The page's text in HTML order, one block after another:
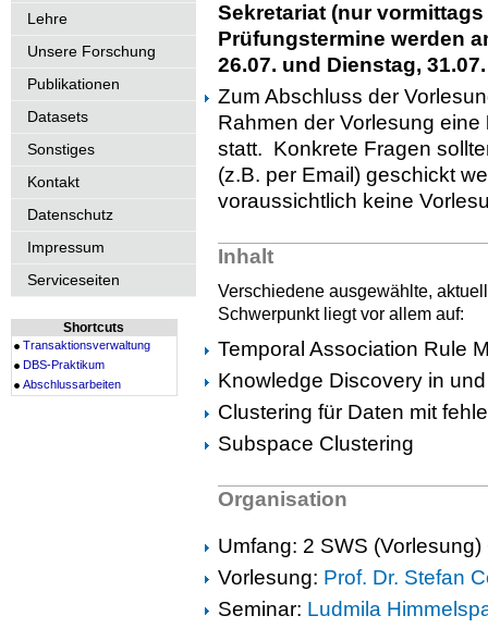
Lehre
Unsere Forschung
Publikationen
Datasets
Sonstiges
Kontakt
Datenschutz
Impressum
Serviceseiten
Shortcuts
Transaktionsverwaltung
DBS-Praktikum
Abschlussarbeiten
Sekretariat (nur
Prüfungstermine werden
26.07. und Dienstag,
Zum Abschluss der
Rahmen der Vorlesung eine
statt. Konkrete Fragen
(z.B. per Email) geschickt
voraussichtlich keine
Inhalt
Verschiedene ausgewählte,
Schwerpunkt liegt vor allem auf:
Temporal Association Rule
Knowledge Discovery in
Clustering für Daten mit
Subspace Clustering
Organisation
Umfang: 2 SWS
Vorlesung: Prof. Dr. Stefan
Seminar: Ludmila